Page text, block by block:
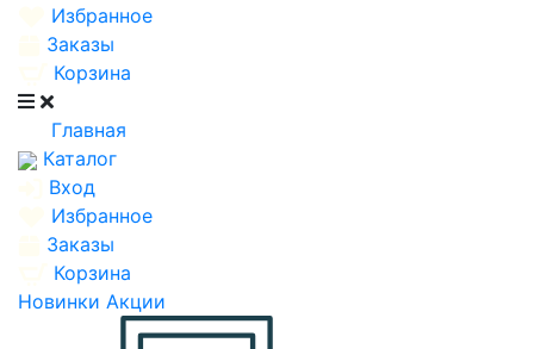
Избранное
Заказы
Корзина
Главная
Каталог
Вход
Избранное
Заказы
Корзина
Новинки Акции